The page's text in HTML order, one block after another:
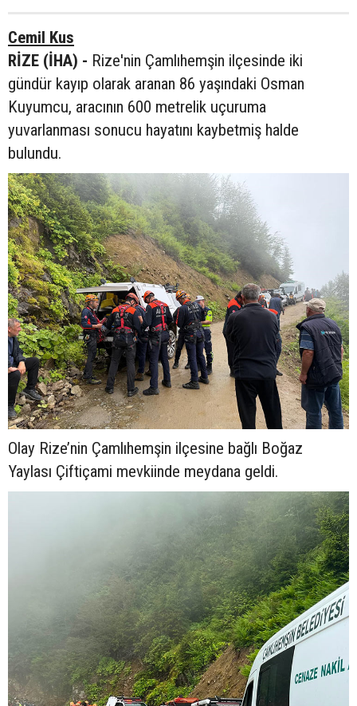
Cemil Kus
RİZE (İHA) - Rize'nin Çamlıhemşin ilçesinde iki
gündür kayıp olarak aranan 86 yaşındaki Osman
Kuyumcu, aracının 600 metrelik uçuruma
yuvarlanması sonucu hayatını kaybetmiş halde
bulundu.
Olay Rize’nin Çamlıhemşin ilçesine bağlı Boğaz
Yaylası Çiftiçami mevkiinde meydana geldi.